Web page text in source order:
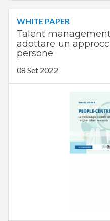
WHITE PAPER
Talent
adottare un
persone
08 Set 2022